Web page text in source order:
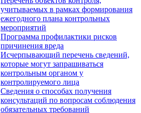
учитываемых в рамках формирования
ежегодного плана контрольных
мероприятий
Программа профилактики рисков
причинения вреда
Исчерпывающий перечень сведений,
которые могут запрашиваться
контрольным органом у
контролируемого лица
Сведения о способах получения
консультаций по вопросам соблюдения
обязательных требований